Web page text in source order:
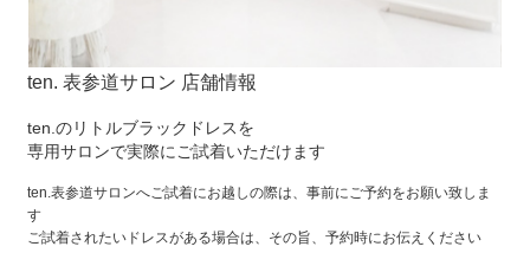
ten. 表参道サロン 店舗情報
ten.のリトルブラックドレスを
専用サロンで実際にご試着いただけます
ten.表参道サロンへご試着にお越しの際は、事前にご予約をお願い致しま
す
ご試着されたいドレスがある場合は、その旨、予約時にお伝えください